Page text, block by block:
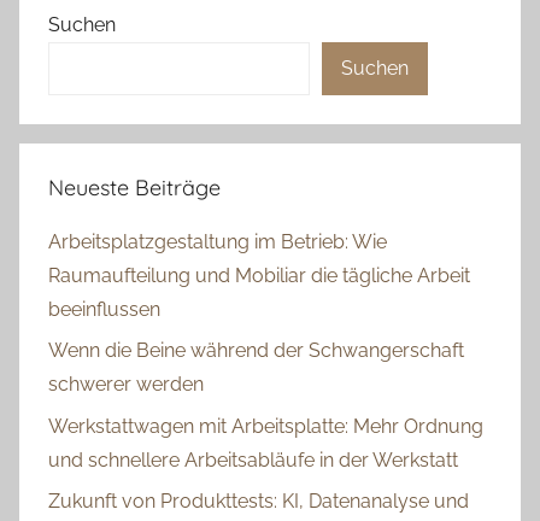
Beiträge
Suchen
Suchen
Neueste Beiträge
Arbeitsplatzgestaltung im Betrieb: Wie
Raumaufteilung und Mobiliar die tägliche Arbeit
beeinflussen
Wenn die Beine während der Schwangerschaft
schwerer werden
Werkstattwagen mit Arbeitsplatte: Mehr Ordnung
und schnellere Arbeitsabläufe in der Werkstatt
Zukunft von Produkttests: KI, Datenanalyse und